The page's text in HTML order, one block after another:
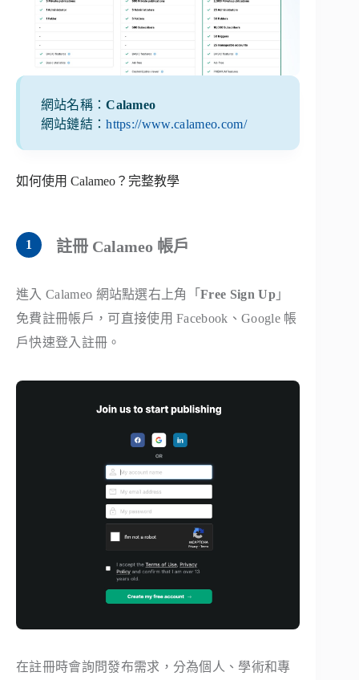
網站名稱：Calameo
網站鏈結：https://www.calameo.com/
如何使用 Calameo？完整教學
註冊 Calameo 帳戶
進入 Calameo 網站點選右上角「Free Sign Up」
免費註冊帳戶，可直接使用 Facebook、Google 帳
戶快速登入註冊。
在註冊時會詢問發布需求，分為個人、學術和專